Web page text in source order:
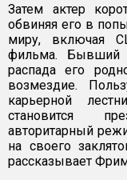
Затем актер
обвиняя его в
миру, включая
фильма. Бывший
распада его
возмездие.
карьерной
становится
авторитарный
на своего
рассказывает